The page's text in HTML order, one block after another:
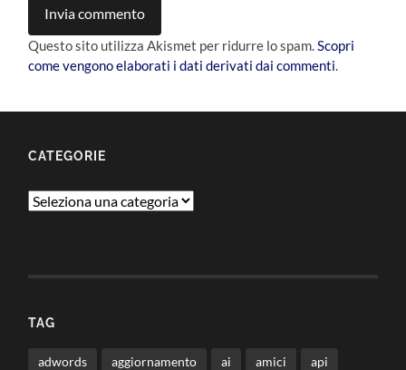
Questo sito utilizza Akismet per ridurre lo spam.Scopri
come vengono elaborati i dati derivati dai commenti.
CATEGORIE
Categorie
TAG
adwords aggiornamento ai amici api